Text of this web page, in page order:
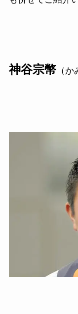
神谷宗幣（か